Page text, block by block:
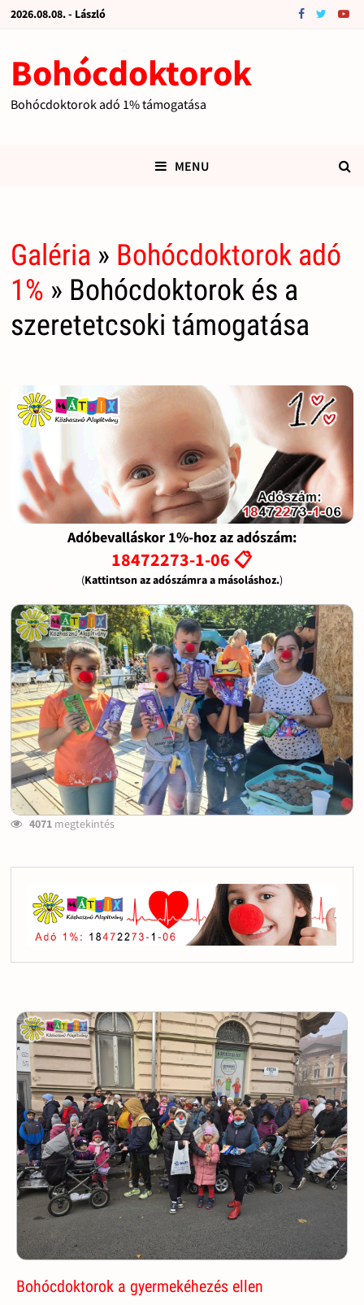
2026.08.08. - László
Bohócdoktorok
Bohócdoktorok adó 1% támogatása
MENU
Galéria » Bohócdoktorok adó
1% » Bohócdoktorok és a
szeretetcsoki támogatása
Adóbevalláskor 1%-hoz az adószám:
18472273-1-06 📋
(Kattintson az adószámra a másoláshoz.)
4071megtekintés
Bohócdoktorok a gyermekéhezés ellen